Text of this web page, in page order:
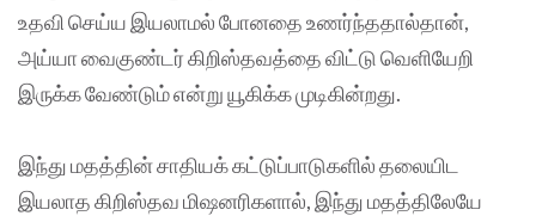
உதவி செய்ய இயலாமல் போனதை உணர்ந்ததால்தான்,
அய்யா வைகுண்டர் கிறிஸ்தவத்தை விட்டு வெளியேறி
இருக்க வேண்டும் என்று யூகிக்க முடிகின்றது.
இந்து மதத்தின் சாதியக் கட்டுப்பாடுகளில் தலையிட
இயலாத கிறிஸ்தவ மிஷனரிகளால், இந்து மதத்திலேயே